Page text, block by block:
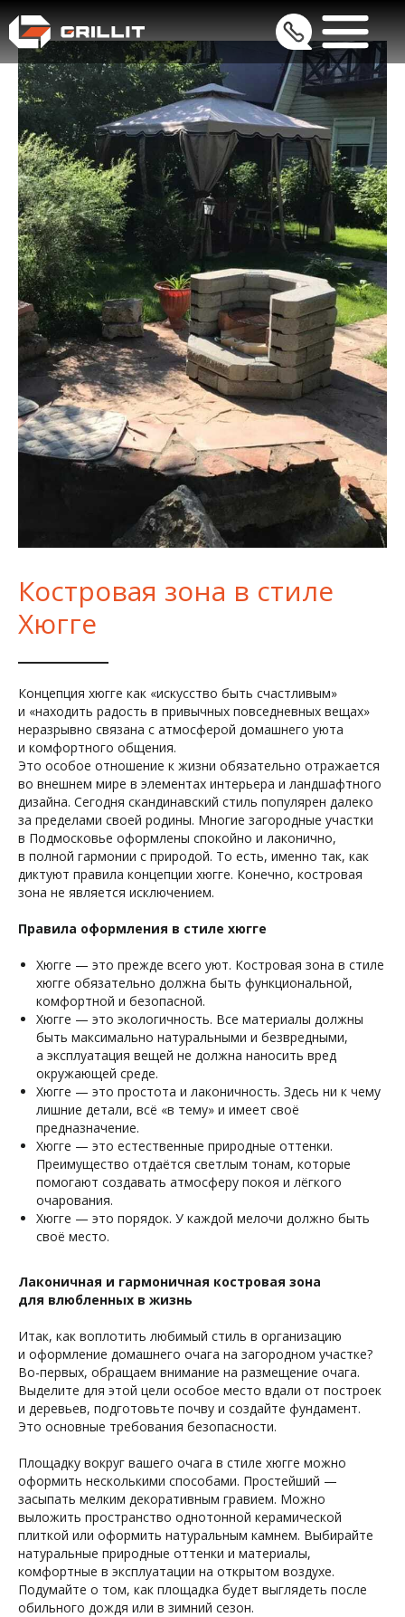
Костровая зона в стиле
Хюгге
Концепция хюгге как «искусство быть счастливым»
и «находить радость в привычных повседневных вещах»
неразрывно связана с атмосферой домашнего уюта
и комфортного общения.
Это особое отношение к жизни обязательно отражается
во внешнем мире в элементах интерьера и ландшафтного
дизайна. Сегодня скандинавский стиль популярен далеко
за пределами своей родины. Многие загородные участки
в Подмосковье оформлены спокойно и лаконично,
в полной гармонии с природой. То есть, именно так, как
диктуют правила концепции хюгге. Конечно, костровая
зона не является исключением.
Правила оформления в стиле хюгге
Хюгге — это прежде всего уют. Костровая зона в стиле
хюгге обязательно должна быть функциональной,
комфортной и безопасной.
Хюгге — это экологичность. Все материалы должны
быть максимально натуральными и безвредными,
а эксплуатация вещей не должна наносить вред
окружающей среде.
Хюгге — это простота и лаконичность. Здесь ни к чему
лишние детали, всё «в тему» и имеет своё
предназначение.
Хюгге — это естественные природные оттенки.
Преимущество отдаётся светлым тонам, которые
помогают создавать атмосферу покоя и лёгкого
очарования.
Хюгге — это порядок. У каждой мелочи должно быть
своё место.
Лаконичная и гармоничная костровая зона
для влюбленных в жизнь
Итак, как воплотить любимый стиль в организацию
и оформление домашнего очага на загородном участке?
Во-первых, обращаем внимание на размещение очага.
Выделите для этой цели особое место вдали от построек
и деревьев, подготовьте почву и создайте фундамент.
Это основные требования безопасности.
Площадку вокруг вашего очага в стиле хюгге можно
оформить несколькими способами. Простейший —
засыпать мелким декоративным гравием. Можно
выложить пространство однотонной керамической
плиткой или оформить натуральным камнем. Выбирайте
натуральные природные оттенки и материалы,
комфортные в эксплуатации на открытом воздухе.
Подумайте о том, как площадка будет выглядеть после
обильного дождя или в зимний сезон.